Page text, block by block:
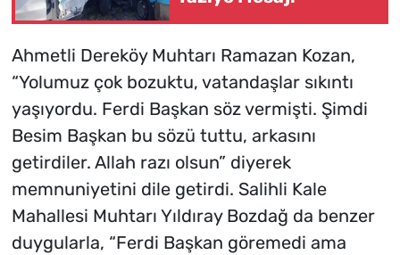
Ahmetli Dereköy Muhtarı Ramazan Kozan,
“Yolumuz çok bozuktu, vatandaşlar sıkıntı
yaşıyordu. Ferdi Başkan söz vermişti. Şimdi
Besim Başkan bu sözü tuttu, arkasını
getirdiler. Allah razı olsun” diyerek
memnuniyetini dile getirdi. Salihli Kale
Mahallesi Muhtarı Yıldıray Bozdağ da benzer
duygularla, “Ferdi Başkan göremedi ama